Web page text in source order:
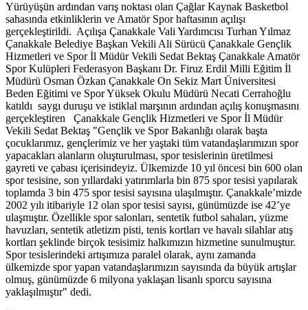
Yürüyüşün ardından varış noktası olan Çağlar Kaynak Basketbol
sahasında etkinliklerin ve Amatör Spor haftasının açılışı
gerçekleştirildi. Açılışa Çanakkale Vali Yardımcısı Turhan Yılmaz
Çanakkale Belediye Başkan Vekili Ali Sürücü Çanakkale Gençlik
Hizmetleri ve Spor İl Müdür Vekili Sedat Bektaş Çanakkale Amatör
Spor Kulüpleri Federasyon Başkanı Dr. Firuz Erdil Milli Eğitim İl
Müdürü Osman Özkan Çanakkale On Sekiz Mart Üniversitesi
Beden Eğitimi ve Spor Yüksek Okulu Müdürü Necati Cerrahoğlu
katıldı saygı duruşu ve istiklal marşının ardından açılış konuşmasını
gerçekleştiren Çanakkale Gençlik Hizmetleri ve Spor İl Müdür
Vekili Sedat Bektaş "Gençlik ve Spor Bakanlığı olarak başta
çocuklarımız, gençlerimiz ve her yaştaki tüm vatandaşlarımızın spor
yapacakları alanların oluşturulması, spor tesislerinin üretilmesi
gayreti ve çabası içerisindeyiz. Ülkemizde 10 yıl öncesi bin 600 olan
spor tesisine, son yıllardaki yatırımlarla bin 875 spor tesisi yapılarak
toplamda 3 bin 475 spor tesisi sayısına ulaşılmıştır. Çanakkale’mizde
2002 yılı itibariyle 12 olan spor tesisi sayısı, günümüzde ise 42’ye
ulaşmıştır. Özellikle spor salonları, sentetik futbol sahaları, yüzme
havuzları, sentetik atletizm pisti, tenis kortları ve havalı silahlar atış
kortları şeklinde birçok tesisimiz halkımızın hizmetine sunulmuştur.
Spor tesislerindeki artışımıza paralel olarak, aynı zamanda
ülkemizde spor yapan vatandaşlarımızın sayısında da büyük artışlar
olmuş, günümüzde 6 milyona yaklaşan lisanlı sporcu sayısına
yaklaşılmıştır" dedi.